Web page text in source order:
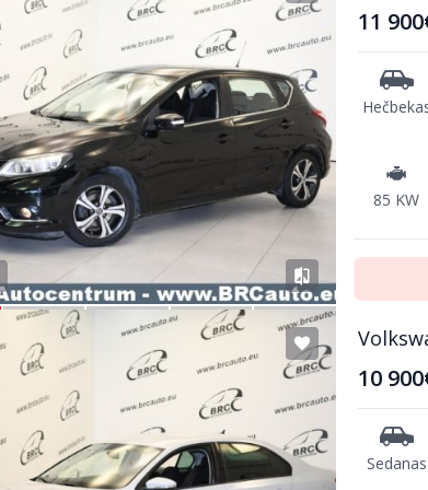
11
85 KW
10
Sedanas